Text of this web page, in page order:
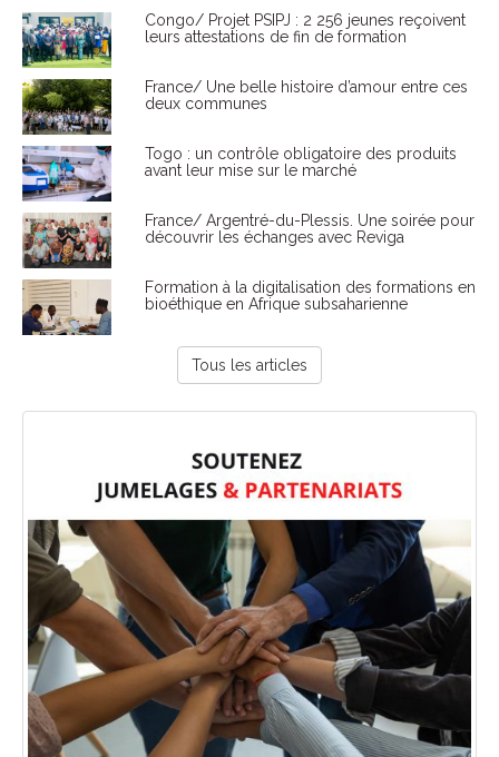
Congo/ Projet PSIPJ : 2 256 jeunes reçoivent
leurs attestations de fin de formation
France/ Une belle histoire d’amour entre ces
deux communes
Togo : un contrôle obligatoire des produits
avant leur mise sur le marché
France/ Argentré-du-Plessis. Une soirée pour
découvrir les échanges avec Reviga
Formation à la digitalisation des formations en
bioéthique en Afrique subsaharienne
Tous les articles